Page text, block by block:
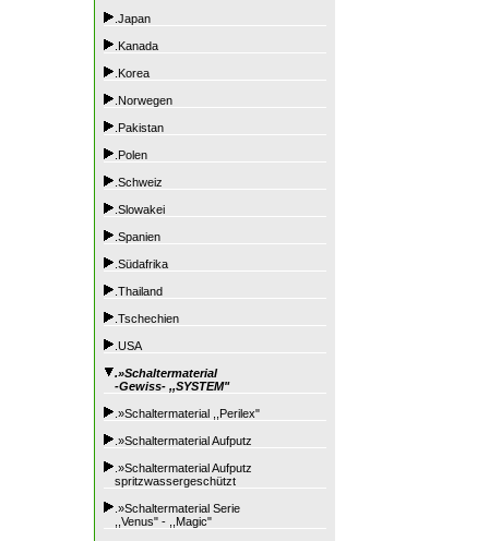
.Japan
.Kanada
.Korea
.Norwegen
.Pakistan
.Polen
.Schweiz
.Slowakei
.Spanien
.Südafrika
.Thailand
.Tschechien
.USA
.»Schaltermaterial
-Gewiss- ,,SYSTEM"
.»Schaltermaterial ,,Perilex"
.»Schaltermaterial Aufputz
.»Schaltermaterial Aufputz
spritzwassergeschützt
.»Schaltermaterial Serie
,,Venus" - ,,Magic"